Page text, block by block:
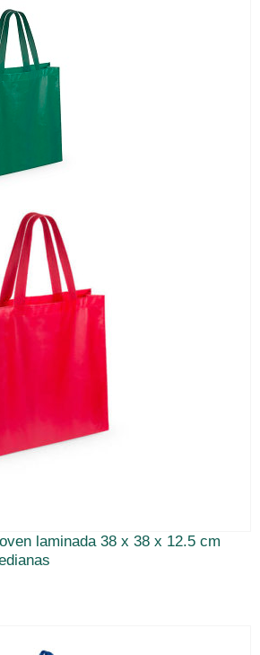
laminada 38 x 38 x 12.5 cm